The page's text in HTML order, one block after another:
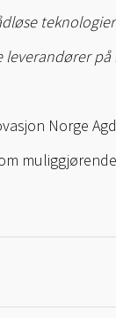
Norge